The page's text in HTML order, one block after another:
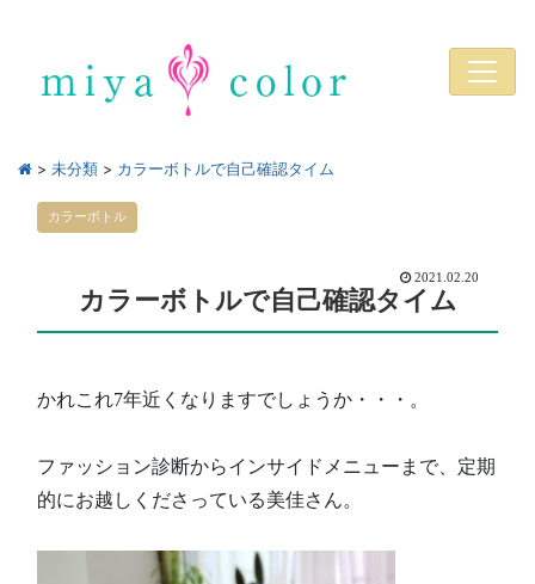
> 未分類 > カラーボトルで自己確認タイム
カラーボトル
カラーボトルで自己確認タイム
2021.02.20
かれこれ7年近くなりますでしょうか・・・。
ファッション診断からインサイドメニューまで、定期
的にお越しくださっている美佳さん。